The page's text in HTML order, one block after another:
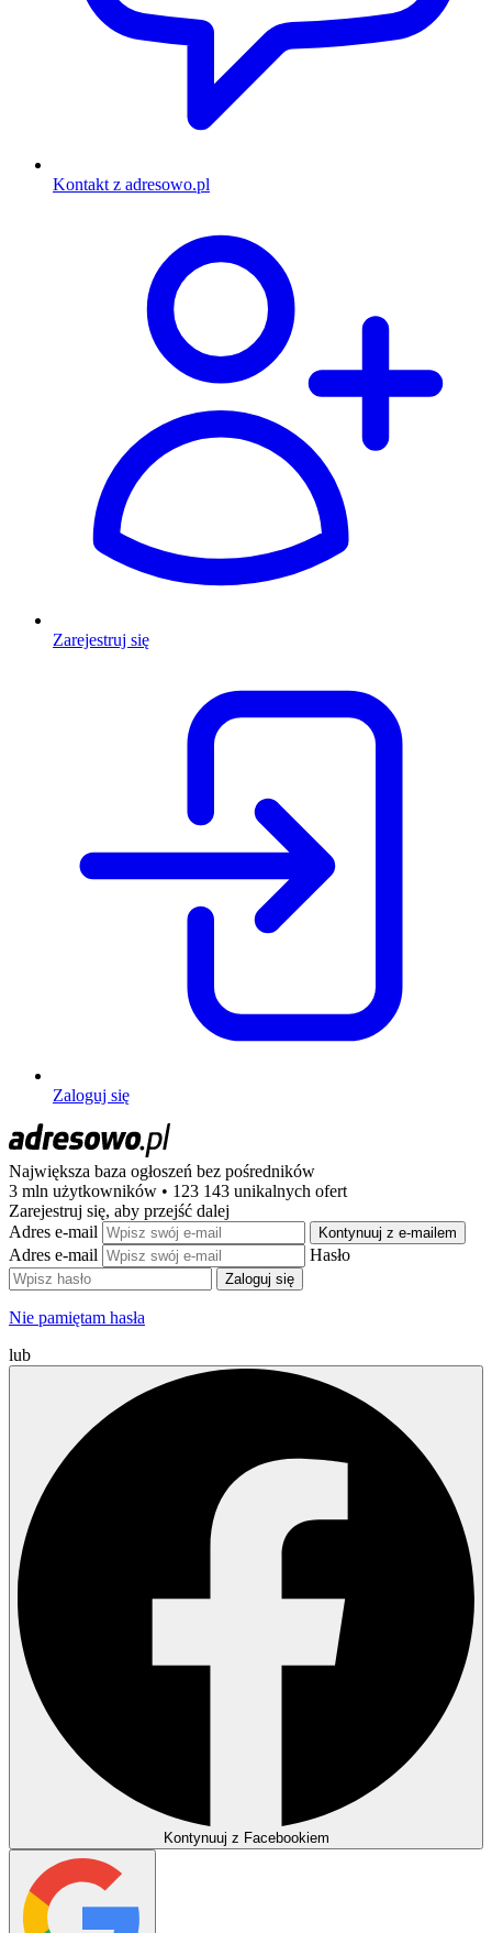
Kontakt z adresowo.pl
Zarejestruj się
Zaloguj się
Największa baza ogłoszeń bez pośredników
3 mln użytkowników • 123 143 unikalnych ofert
Zarejestruj się, aby przejść dalej
Adres e-mail
Kontynuuj z e-mailem
Adres e-mail Hasło
Zaloguj się
Nie pamiętam hasła
lub
Kontynuuj z Facebookiem